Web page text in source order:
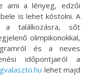
ami a lényeg, edzői
is lehet kóstolni. A
a találkozásra, sőt
olimpikonokkal,
és a neves
időpontjairól a
lehet majd